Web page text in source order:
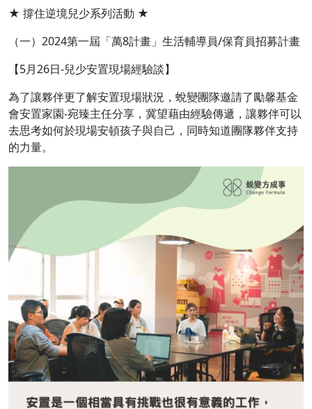
★ 撐住逆境兒少系列活動 ★
（一）2024第一屆「萬8計畫」生活輔導員/保育員招募計畫
【5月26日-兒少安置現場經驗談】
為了讓夥伴更了解安置現場狀況，蛻變團隊邀請了勵馨基金
會安置家園-宛臻主任分享，冀望藉由經驗傳遞，讓夥伴可以
去思考如何於現場安頓孩子與自己，同時知道團隊夥伴支持
的力量。